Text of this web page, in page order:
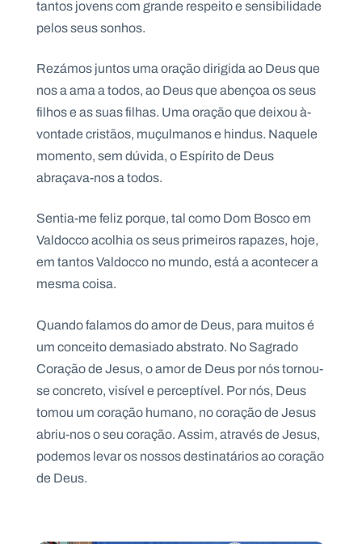
tantos jovens com grande respeito e sensibilidade
pelos seus sonhos.
Rezámos juntos uma oração dirigida ao Deus que
nos a ama a todos, ao Deus que abençoa os seus
filhos e as suas filhas. Uma oração que deixou à-
vontade cristãos, muçulmanos e hindus. Naquele
momento, sem dúvida, o Espírito de Deus
abraçava-nos a todos.
Sentia-me feliz porque, tal como Dom Bosco em
Valdocco acolhia os seus primeiros rapazes, hoje,
em tantos Valdocco no mundo, está a acontecer a
mesma coisa.
Quando falamos do amor de Deus, para muitos é
um conceito demasiado abstrato. No Sagrado
Coração de Jesus, o amor de Deus por nós tornou-
se concreto, visível e perceptível. Por nós, Deus
tomou um coração humano, no coração de Jesus
abriu-nos o seu coração. Assim, através de Jesus,
podemos levar os nossos destinatários ao coração
de Deus.